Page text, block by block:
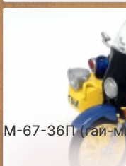
М-67-36П (гаи-